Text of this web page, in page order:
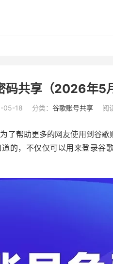
共享（2026年5
05-18 分类： 谷歌账号共享 阅
了帮助更多的网友使用到谷
的，不仅仅可以用来登录谷